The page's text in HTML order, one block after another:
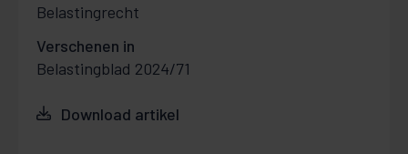
Belastingrecht
Verschenen in
Belastingblad 2024/71
Download artikel